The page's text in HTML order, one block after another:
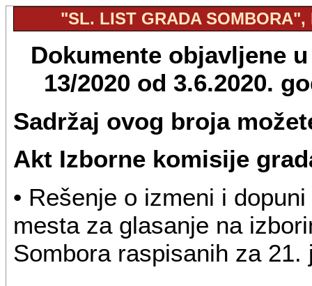
"SL. LIST GRADA SOMBORA",
Dokumente objavljene
13/2020 od 3.6.2020.
Sadržaj ovog broja
Akt Izborne komisije
• Rešenje o izmeni i
mesta za glasanje na
Sombora raspisanih za 21.